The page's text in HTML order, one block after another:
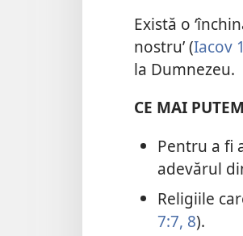
Există o
nostru’ (Iacov
la Dumnezeu.
CE MAI
Pentru a fi
adevărul
Religiile
7:7, 8).